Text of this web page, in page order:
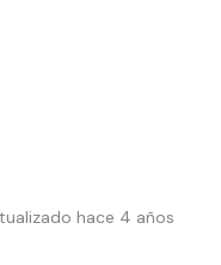
hace 4 años